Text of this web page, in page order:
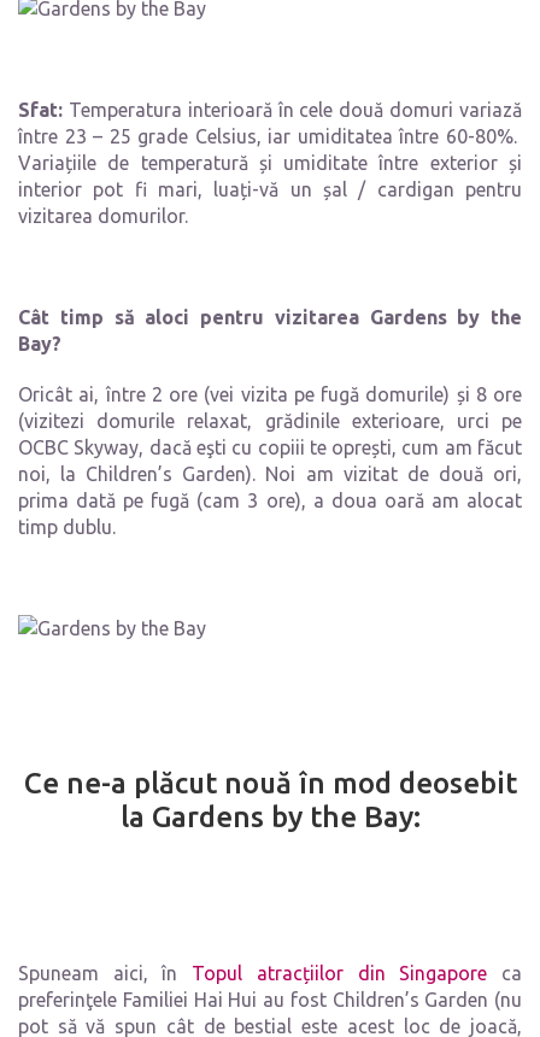
Sfat: Temperatura interioară în cele două domuri variază
între 23 – 25 grade Celsius, iar umiditatea între 60-80%.
Variațiile de temperatură și umiditate între exterior și
interior pot fi mari, luați-vă un șal / cardigan pentru
vizitarea domurilor.
Cât timp să aloci pentru vizitarea Gardens by the
Bay?
Oricât ai, între 2 ore (vei vizita pe fugă domurile) și 8 ore
(vizitezi domurile relaxat, grădinile exterioare, urci pe
OCBC Skyway, dacă eşti cu copiii te oprești, cum am făcut
noi, la Children’s Garden). Noi am vizitat de două ori,
prima dată pe fugă (cam 3 ore), a doua oară am alocat
timp dublu.
Ce ne-a plăcut nouă în mod deosebit
la Gardens by the Bay:
Spuneam aici, în Topul atracțiilor din Singapore ca
preferinţele Familiei Hai Hui au fost Children’s Garden (nu
pot să vă spun cât de bestial este acest loc de joacă,